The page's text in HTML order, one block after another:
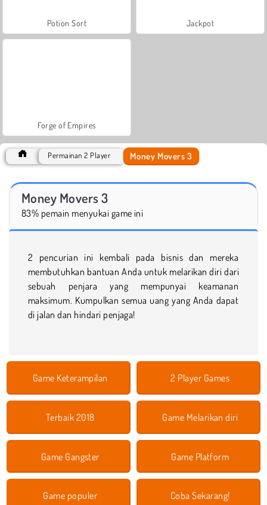
Potion Sort Jackpot
Forge of Empires
Permainan 2 Player Money Movers 3
Money Movers 3
83% pemain menyukai game ini
2 pencurian ini kembali pada bisnis dan mereka
membutuhkan bantuan Anda untuk melarikan diri dari
sebuah penjara yang mempunyai keamanan
maksimum. Kumpulkan semua uang yang Anda dapat
di jalan dan hindari penjaga!
Game Keterampilan 2 Player Games
Terbaik 2018 Game Melarikan diri
Game Gangster Game Platform
Game populer Coba Sekarang!